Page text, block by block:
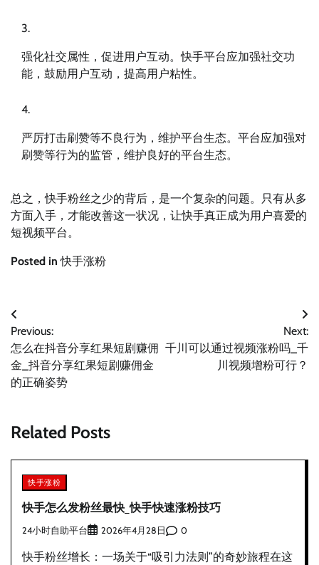
强化社交属性，促进用户互动。快手平台应加强社交功
能，鼓励用户互动，提高用户粘性。
严厉打击刷赞等不良行为，维护平台生态。平台应加强对
刷赞等行为的监管，维护良好的平台生态。
总之，快手粉丝之少的背后，是一个复杂的问题。只有从多
方面入手，才能改善这一状况，让快手真正成为用户喜爱的
短视频平台。
Posted in快手涨粉
文
章
导
航
Previous:
怎么在抖音分享红果短剧赚佣
金_抖音分享红果短剧赚佣金
的正确姿势
Next:
千川可以通过视频涨粉吗_千
川视频增粉可行？
Related Posts
快手涨粉
快手怎么发粉丝最快_快手快速涨粉技巧
24小时自助平台 2026年4月28日 0
快手粉丝增长：一场关于“吸引力法则”的奇妙旅程在这